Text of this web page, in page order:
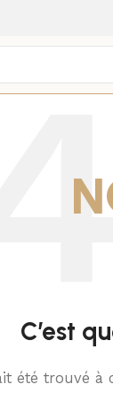
C’est
été trouvé